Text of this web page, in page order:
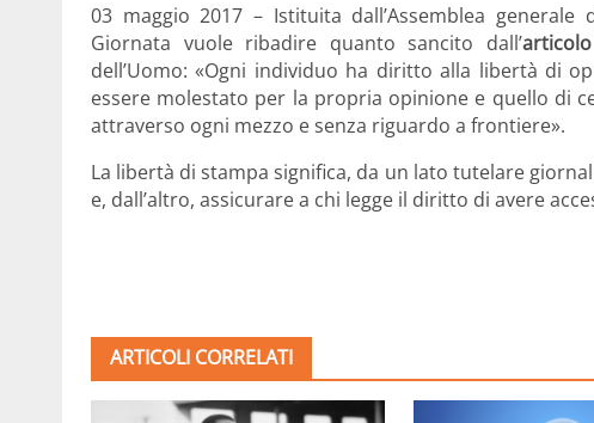
03 maggio 2017 – Istituita dall’Assemblea generale
Giornata vuole ribadire quanto sancito dall’articolo
dell’Uomo: «Ogni individuo ha diritto alla libertà di
essere molestato per la propria opinione e quello di
attraverso ogni mezzo e senza riguardo a frontiere».
La libertà di stampa significa, da un lato tutelare
e, dall’altro, assicurare a chi legge il diritto di avere
ARTICOLI CORRELATI